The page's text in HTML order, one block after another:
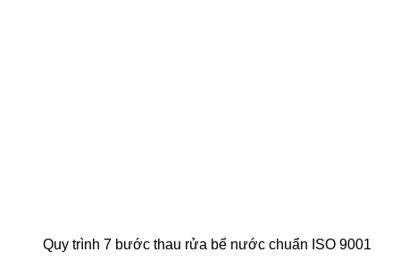
Quy trình 7 bước thau rửa bể nước chuẩn ISO 9001